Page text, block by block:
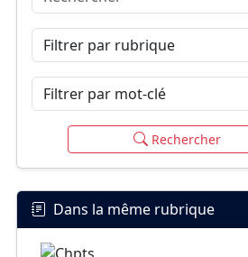
Filtrer par rubrique
Filtrer par mot-clé
Rechercher
Dans la même rubrique